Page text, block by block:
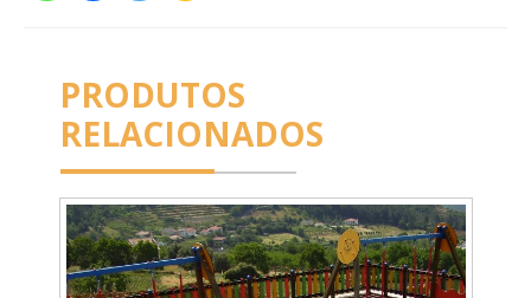
PRODUTOS
RELACIONADOS